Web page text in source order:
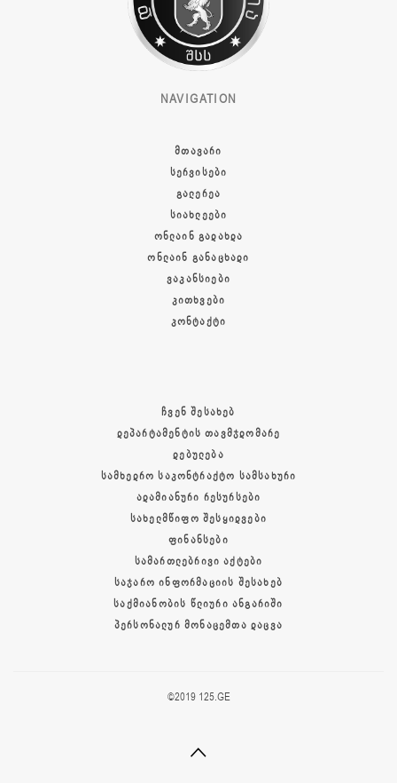
NAVIGATION
ᲛᲗᲐᲕᲐᲠᲘ
ᲡᲔᲠᲕᲘᲡᲔᲑᲘ
ᲒᲐᲚᲔᲠᲔᲐ
ᲡᲘᲐᲮᲚᲔᲔᲑᲘ
ᲝᲜᲚᲐᲘᲜ ᲒᲐᲓᲐᲮᲓᲐ
ᲝᲜᲚᲐᲘᲜ ᲒᲐᲜᲐᲪᲮᲐᲓᲘ
ᲕᲐᲙᲐᲜᲡᲘᲔᲑᲘ
ᲙᲘᲗᲮᲕᲔᲑᲘ
ᲙᲝᲜᲢᲐᲥᲢᲘ
ᲩᲕᲔᲜ ᲨᲔᲡᲐᲮᲔᲑ
ᲓᲔᲞᲐᲠᲢᲐᲛᲔᲜᲢᲘᲡ ᲗᲐᲕᲛᲯᲓᲝᲛᲐᲠᲔ
ᲓᲔᲑᲣᲚᲔᲑᲐ
ᲡᲐᲛᲮᲔᲓᲠᲝ ᲡᲐᲙᲝᲜᲢᲠᲐᲥᲢᲝ ᲡᲐᲛᲡᲐᲮᲣᲠᲘ
ᲐᲓᲐᲛᲘᲐᲜᲣᲠᲘ ᲠᲔᲡᲣᲠᲡᲔᲑᲘ
ᲡᲐᲮᲔᲚᲛᲬᲘᲤᲝ ᲨᲔᲡᲧᲘᲓᲕᲔᲑᲘ
ᲤᲘᲜᲐᲜᲡᲔᲑᲘ
ᲡᲐᲛᲐᲠᲗᲚᲔᲑᲠᲘᲕᲘ ᲐᲥᲢᲔᲑᲘ
ᲡᲐᲯᲐᲠᲝ ᲘᲜᲤᲝᲠᲛᲐᲪᲘᲘᲡ ᲨᲔᲡᲐᲮᲔᲑ
ᲡᲐᲥᲛᲘᲐᲜᲝᲑᲘᲡ ᲬᲚᲘᲣᲠᲘ ᲐᲜᲒᲐᲠᲘᲨᲘ
ᲞᲔᲠᲡᲝᲜᲐᲚᲣᲠ ᲛᲝᲜᲐᲪᲔᲛᲗᲐ ᲓᲐᲪᲕᲐ
©2019 125.GE